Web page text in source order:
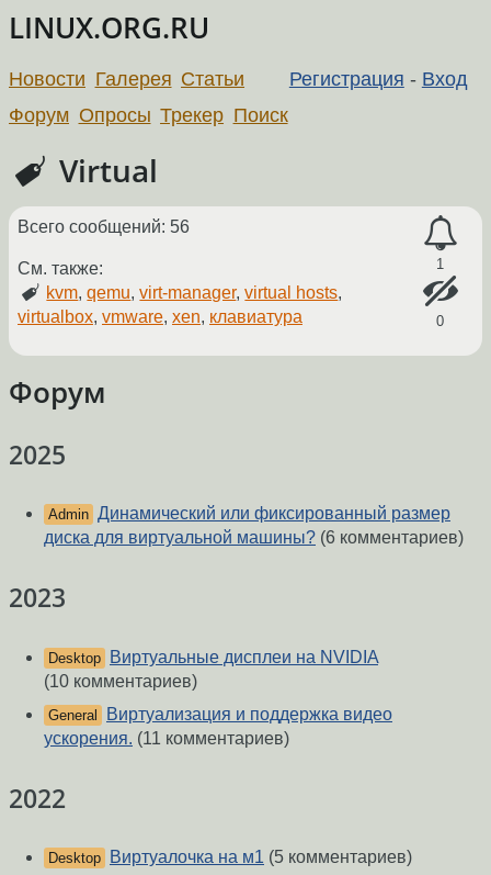
LINUX.ORG.RU
Регистрация - Вход
Новости Галерея Статьи
Форум Опросы Трекер Поиск
Virtual
1
0
Всего сообщений: 56
См. также:
kvm,qemu,virt-manager,virtual hosts,
virtualbox, vmware, xen, клавиатура
Форум
2025
Admin Динамический или фиксированный размер
диска для виртуальной машины? (6 комментариев)
2023
Desktop
Виртуальные дисплеи на NVIDIA
(10 комментариев)
General
Виртуализация и поддержка видео
ускорения. (11 комментариев)
2022
Desktop Виртуалочка на м1 (5 комментариев)